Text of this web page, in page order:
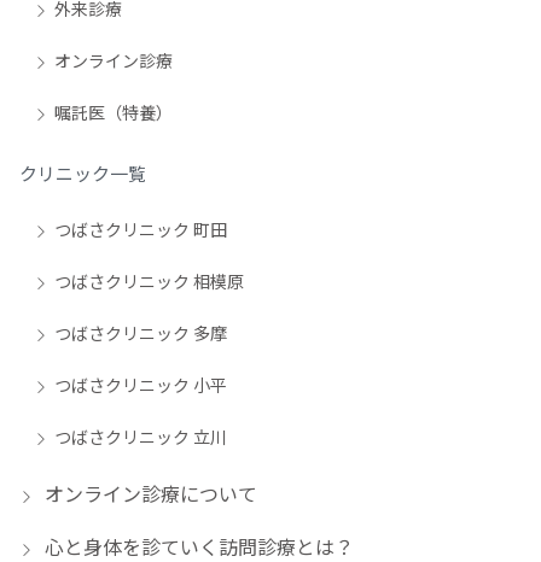
外来診療
オンライン診療
嘱託医（特養）
クリニック一覧
つばさクリニック 町田
つばさクリニック 相模原
つばさクリニック 多摩
つばさクリニック 小平
つばさクリニック 立川
オンライン診療について
心と身体を診ていく訪問診療とは？